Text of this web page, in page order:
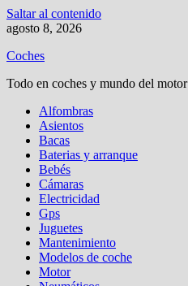
Saltar al contenido
agosto 8, 2026
Coches
Todo en coches y mundo del motor
Alfombras
Asientos
Bacas
Baterias y arranque
Bebés
Cámaras
Electricidad
Gps
Juguetes
Mantenimiento
Modelos de coche
Motor